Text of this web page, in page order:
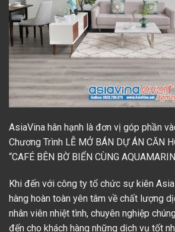
AsiaVina hân hạnh là đơn vị góp phần
Chương Trình LỄ MỞ BÁN DỰ ÁN CĂN
“CAFÉ BÊN BỜ BIỂN CÙNG
Khi đến với công ty tổ chức sự kiên
hàng hoàn toàn yên tâm về chất lượng
nhân viên nhiệt tình, chuyên nghiệp
đến cho khách hàng những dịch vụ tốt